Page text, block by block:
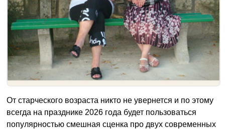
От старческого возраста никто не увернется и по этому
всегда на празднике 2026 года будет пользоваться
популярностью смешная сценка про двух современных